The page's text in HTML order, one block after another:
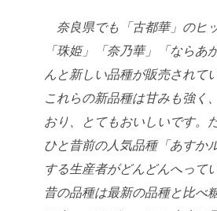
奈良県でも「古都華」のヒ
「珠姫」「奈乃華」「ならあ
んと新しい品種が販売されて
これらの新品種は甘み も強く
おり、とてもおいしいです。
ひと昔前の人気品種「あすか
する生産者がどんどんへって
昔の品種は最新の品種と比べ